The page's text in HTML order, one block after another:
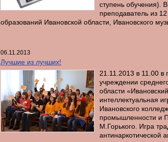
ступень обучения).
преподаватель из
образований Ивановской области, Ивановского
06.11.2013
Лучшие из лучших!
21.11.2013 в 11.00 в
учреждении
области
интеллектуальная
Ивановского
промышленности и
М.Горького. Игра
антинаркотической